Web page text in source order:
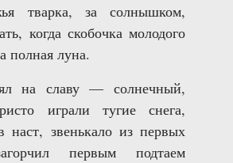
тварка, за солнышком,
когда скобочка молодого
полная луна.
на славу — солнечный,
играли тугие снега,
наст, звенькало из первых
первым подтаем